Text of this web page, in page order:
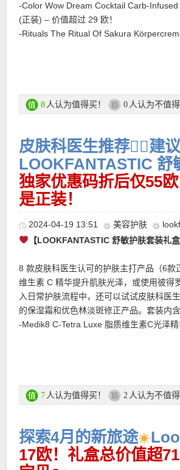
——LOOKFANTASTIC
Estée Lauder/雅诗兰黛 紧致提升4件
活动详情链接在此
-Color Wow Dream Cocktail Carb-
(正装) – 价值超过 29 欧！
-Rituals The Ritual Of Sakura
-MZ Skin Anti-Pollution Hydrating
Pink 2,8 g (正装) – 价值超过 24 欧！
-Brushworks Scalp Massager Bürste (正
-Shiseido Ultimune Power Infusing Eye
超过 25 欧！
-Bobbi Brown Smokey Eye Mascaras 3
-LANEIGE Lip Sleeping Maske – Berry (
6 欧！
更多 LOOKFANTASTIC礼盒 活动链接在
★ 可用独家优惠码：DEUTAODE 亲测有效
★ 邮费：全场满30欧德国境内免邮（普通
地利等地区，邮费详情请参考网站信息。
★ 【
Lookfantastic网站中文图文购物教程
8 人认为值得买！ 0 人认为不值得
皮肤科医生推荐🧑‍⚕️建
LOOKFANTASTIC 舒
独家优惠码折后仅55
是正装！
2024-04-19 13:51 美容护肤
【LOOKFANTASTIC 舒敏护肤套装礼盒
8 款皮肤科医生认可的护肤主打产品（6
维生素 C 精华提升肌肤光泽，或使用彼得
入日常护肤流程中，还可以试试皮肤科医
的保湿霜和优色林淡斑修正产品。套装内含
-Medik8 C-Tetra Luxe 脂质维生素C光泽
-露得清水杨酸焕肤精华液，30ml（正装）
-Gallinée 益生菌美肤醋，10ml（旅行装）
购买直达链接在此
7 人认为值得买！ 2 人认为不值得
探索4月的新旅途
17欧！礼盒总价值超